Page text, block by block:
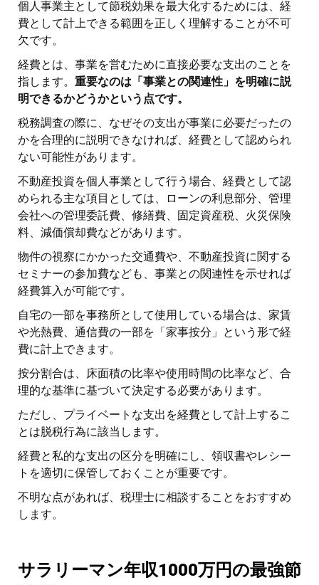
個人事業主として節税効果を最大化するためには、経
費として計上できる範囲を正しく理解することが不可
欠です。
経費とは、事業を営むために直接必要な支出のことを
指します。 重要なのは「事業との関連性」を明確に説
明できるかどうかという点です。
税務調査の際に、なぜその支出が事業に必要だったの
かを合理的に説明できなければ、経費として認められ
ない可能性があります。
不動産投資を個人事業として行う場合、経費として認
められる主な項目としては、ローンの利息部分、管理
会社への管理委託費、修繕費、固定資産税、火災保険
料、減価償却費などがあります。
物件の視察にかかった交通費や、不動産投資に関する
セミナーの参加費なども、事業との関連性を示せれば
経費算入が可能です。
自宅の一部を事務所として使用している場合は、家賃
や光熱費、通信費の一部を「家事按分」という形で経
費に計上できます。
按分割合は、床面積の比率や使用時間の比率など、合
理的な基準に基づいて決定する必要があります。
ただし、プライベートな支出を経費として計上するこ
とは脱税行為に該当します。
経費と私的な支出の区分を明確にし、領収書やレシー
トを適切に保管しておくことが重要です。
不明な点があれば、税理士に相談することをおすすめ
します。
サラリーマン年収1000万円の最強節